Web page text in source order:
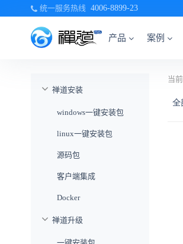
统一服务热线 4006-8899-23
产品 案例
禅道安装
windows一键安装包
linux一键安装包
源码包
客户端集成
Docker
禅道升级
当
全